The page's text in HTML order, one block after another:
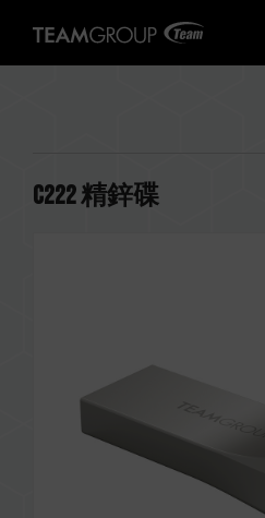
C222 精鋅碟